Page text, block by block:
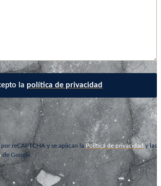
la política de privacidad
reCAPTCHA y se aplican la Política de privacidady las
de Google.